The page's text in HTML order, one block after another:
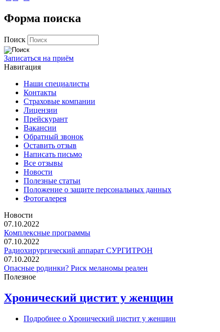
Форма поиска
Поиск
Записаться на приём
Навигация
Наши специалисты
Контакты
Страховые компании
Лицензии
Прейскурант
Вакансии
Обратный звонок
Оставить отзыв
Написать письмо
Все отзывы
Новости
Полезные статьи
Положение о защите персональных данных
Фотогалерея
Новости
07.10.2022
Комплексные программы
07.10.2022
Радиохирургический аппарат СУРГИТРОН
07.10.2022
Опасные родинки? Риск меланомы реален
Полезное
Хронический цистит у женщин
Подробнее о Хронический цистит у женщин